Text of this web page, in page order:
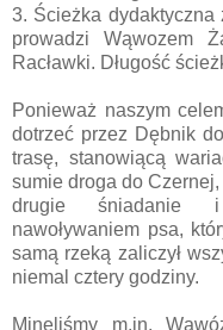
3. Ścieżka dydaktyczna
prowadzi Wąwozem
Racławki. Długość
Ponieważ naszym
dotrzeć przez Dębnik
trasę, stanowiącą
sumie droga do
drugie śniadanie i
nawoływaniem psa,
samą rzeką zaliczył
niemal cztery godziny.
Minęliśmy m.in.